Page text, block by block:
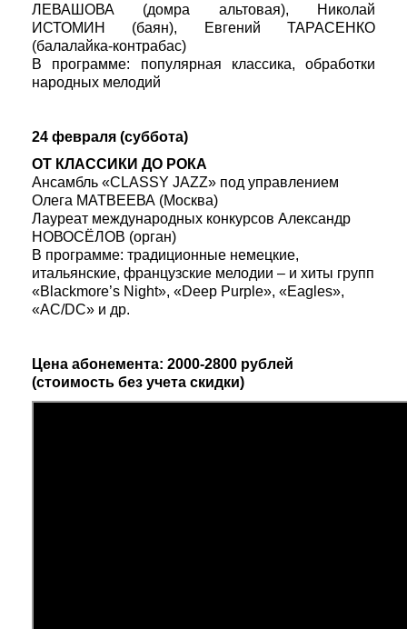
ЛЕВАШОВА (домра альтовая), Николай
ИСТОМИН (баян), Евгений ТАРАСЕНКО
(балалайка-контрабас)
В программе: популярная классика, обработки
народных мелодий
24 февраля (суббота)
ОТ КЛАССИКИ ДО РОКА
Ансамбль «CLASSY JAZZ» под управлением
Олега МАТВЕЕВА (Москва)
Лауреат международных конкурсов Александр
НОВОСЁЛОВ (орган)
В программе: традиционные немецкие,
итальянские, французские мелодии – и хиты групп
«Blackmore’s Night», «Deep Purple», «Eagles»,
«AC/DC» и др.
Цена абонемента: 2000-2800 рублей
(стоимость без учета скидки)